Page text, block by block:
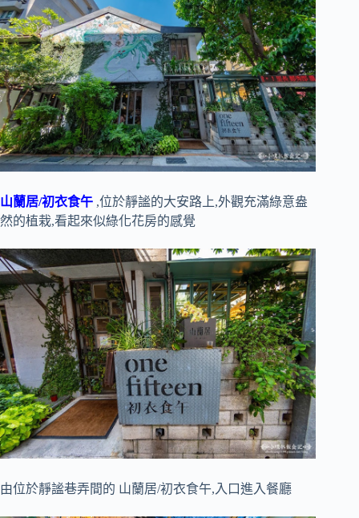
山蘭居/初衣食午 ,位於靜謐的大安路上,外觀充滿綠意盎
然的植栽,看起來似綠化花房的感覺
由位於靜謐巷弄間的 山蘭居/初衣食午,入口進入餐廳